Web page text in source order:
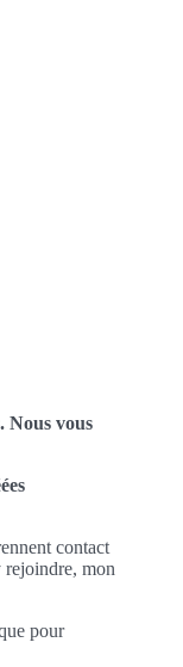
Nous vous
contact
rejoindre, mon
pour